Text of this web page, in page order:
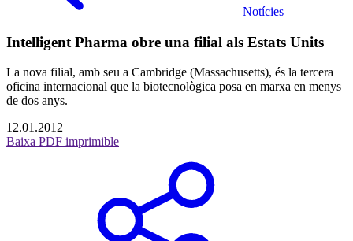
Notícies
Intelligent Pharma obre una filial als Estats Units
La nova filial, amb seu a Cambridge (Massachusetts), és la tercera
oficina internacional que la biotecnològica posa en marxa en menys
de dos anys.
12.01.2012
Baixa PDF imprimible